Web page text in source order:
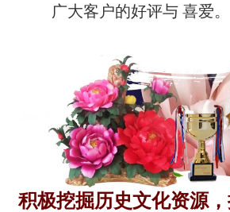
广大客户的好评与 喜爱。
积极挖掘历史文化资源